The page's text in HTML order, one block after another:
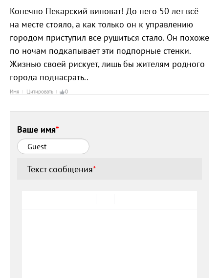
Конечно Пекарский виноват! До него 50 лет всё
на месте стояло, а как только он к управлению
городом приступил всё рушиться стало. Он похоже
по ночам подкапывает эти подпорные стенки.
Жизнью своей рискует, лишь бы жителям родного
города поднасрать..
Имя Цитировать 0
Ваше имя*
Текст сообщения*